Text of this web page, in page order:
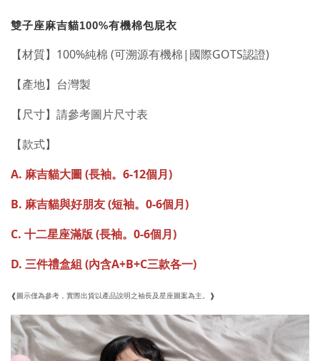
雙子座麻吉貓100%有機棉包屁衣
【材質】 100%純棉 (可溯源有機棉|國際GOTS認證)
【產地】台灣製
【尺寸】請參考圖片尺寸表
【款式】
A. 麻吉貓大圖 (長袖。6-12個月)
B. 麻吉貓與好朋友 (短袖。0-6個月)
C. 十二星座滿版 (長袖。0-6個月)
D. 三件禮盒組 (內含A+B+C三款各一)
❰圖示僅為參考，實際出貨以產品說明之袖長及星座圖案為主。❱